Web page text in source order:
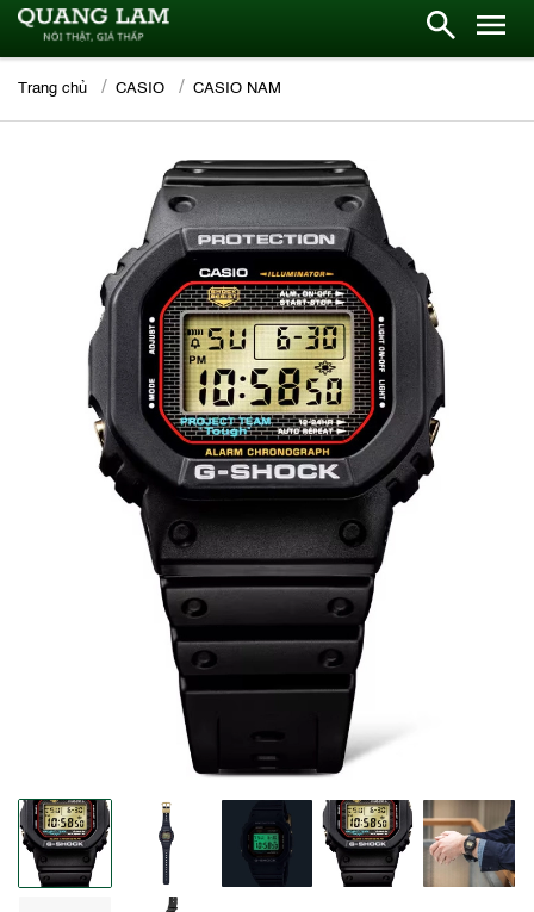
Trang chủ CASIO CASIO NAM